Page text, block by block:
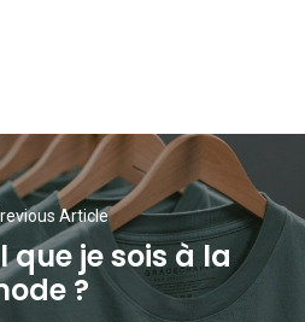
Article
Previous
post:
que je sois à la
?